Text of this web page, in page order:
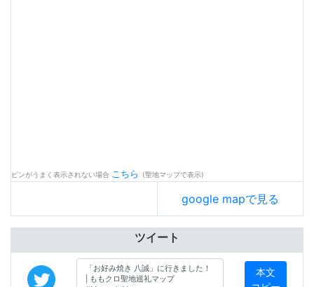
ピンがうまく表示されない場合 こちら (聖地マップで表示)
google mapで見る
ツイート
本文